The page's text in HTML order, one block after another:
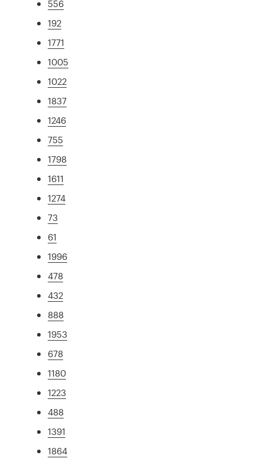
556
192
1771
1005
1022
1837
1246
755
1798
1611
1274
73
61
1996
478
432
888
1953
678
1180
1223
488
1391
1864